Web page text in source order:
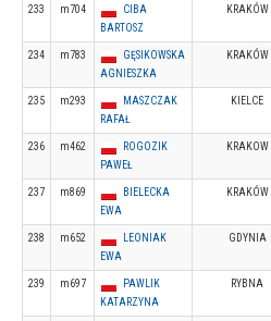
233 m704
CIBA
BARTOSZ
KRAKÓW
234 m783
GĘSIKOWSKA
AGNIESZKA
KRAKÓW
235 m293
MASZCZAK
RAFAŁ
KIELCE
236 m462
ROGOZIK
PAWEŁ
KRAKOW
237 m869
BIELECKA
EWA
KRAKÓW
238 m652
LEONIAK
EWA
GDYNIA
239 m697
PAWLIK
KATARZYNA
RYBNA